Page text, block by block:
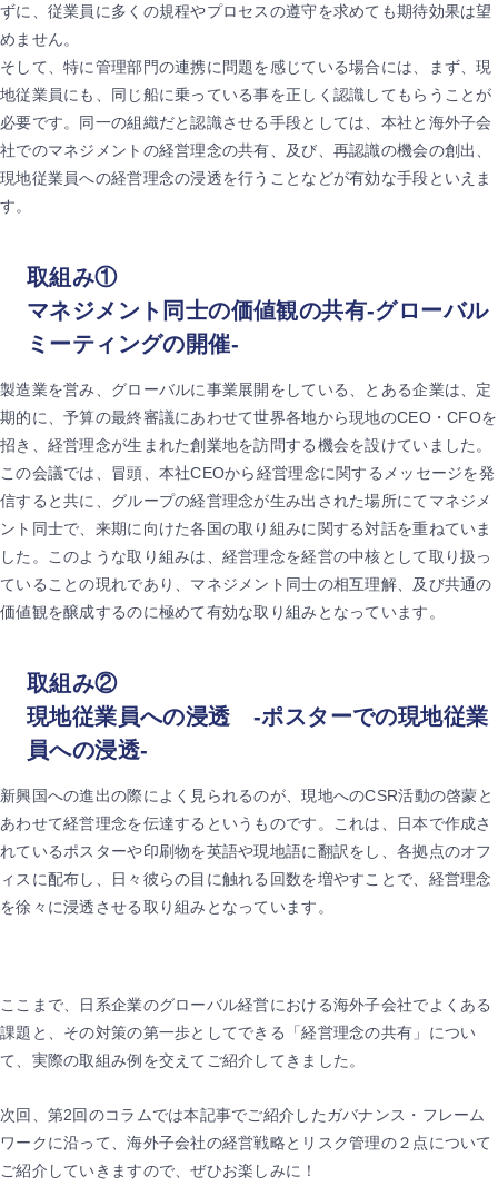
ずに、従業員に多くの規程やプロセスの遵守を求めても期待効果は望
めません。
そして、特に管理部門の連携に問題を感じている場合には、まず、現
地従業員にも、同じ船に乗っている事を正しく認識してもらうことが
必要です。同一の組織だと認識させる手段としては、本社と海外子会
社でのマネジメントの経営理念の共有、及び、再認識の機会の創出、
現地従業員への経営理念の浸透を行うことなどが有効な手段といえま
す。
取組み①
マネジメント同士の価値観の共有-グローバル
ミーティングの開催-
製造業を営み、グローバルに事業展開をしている、とある企業は、定
期的に、予算の最終審議にあわせて世界各地から現地のCEO・CFOを
招き、経営理念が生まれた創業地を訪問する機会を設けていました。
この会議では、冒頭、本社CEOから経営理念に関するメッセージを発
信すると共に、グループの経営理念が生み出された場所にてマネジメ
ント同士で、来期に向けた各国の取り組みに関する対話を重ねていま
した。このような取り組みは、経営理念を経営の中核として取り扱っ
ていることの現れであり、マネジメント同士の相互理解、及び共通の
価値観を醸成するのに極めて有効な取り組みとなっています。
取組み②
現地従業員への浸透 -ポスターでの現地従業
員への浸透-
新興国への進出の際によく見られるのが、現地へのCSR活動の啓蒙と
あわせて経営理念を伝達するというものです。これは、日本で作成さ
れているポスターや印刷物を英語や現地語に翻訳をし、各拠点のオフ
ィスに配布し、日々彼らの目に触れる回数を増やすことで、経営理念
を徐々に浸透させる取り組みとなっています。
ここまで、日系企業のグローバル経営における海外子会社でよくある
課題と、その対策の第一歩としてできる「経営理念の共有」につい
て、実際の取組み例を交えてご紹介してきました。
次回、第2回のコラムでは本記事でご紹介したガバナンス・フレーム
ワークに沿って、海外子会社の経営戦略とリスク管理の２点について
ご紹介していきますので、ぜひお楽しみに！